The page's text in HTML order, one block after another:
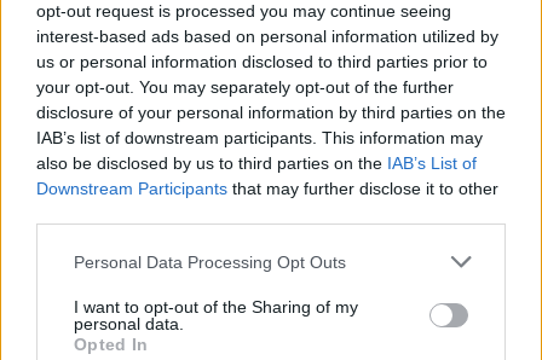
opt-out request is processed you may continue seeing
interest-based ads based on personal information utilized by
us or personal information disclosed to third parties prior to
your opt-out. You may separately opt-out of the further
disclosure of your personal information by third parties on the
IAB’s list of downstream participants. This information may
also be disclosed by us to third parties on the IAB’s List of
Downstream Participants that may further disclose it to other
Please note that this website/app uses one or more Google
not limited to your visit or usage behaviour. You may click to
grant or deny consent to Google and its third-party tags to
Personal Data Processing Opt Outs
I want to opt-out of the Sharing of my
personal data.
Opted In
Po zakończeniu spotkania automatycznie publikujemyoficjalny wynik
spotkania, a także dane meczowe, jeśli są dostępne.
Pełny harmonogram rozgrywek dostępny jest tutaj:Stalowa Wola >
Klasa Okręgowa - terminarz.
Informacje o składach i strzelcach
W miarę dostępności danych, publikujemyskłady wyjściowe,
rezerwowych, zmiany oraz listę strzelców bramek. Informacje te
Jeśli jesteś kibicem klubu Jeziorak Chwałowice lub Siarka II Tarnobrzeg -
zaglądaj tutaj częściej. Nasz serwis regularnie dostarcza informacje o
terminach meczów, wynikach, transferach i newsach klubowych
PodkarpacieLive.pl to największa baza